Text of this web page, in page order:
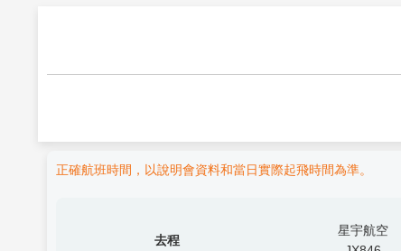
正確航班時間，以說明會資料和當日實際起飛時間為準。
去程
星宇航空